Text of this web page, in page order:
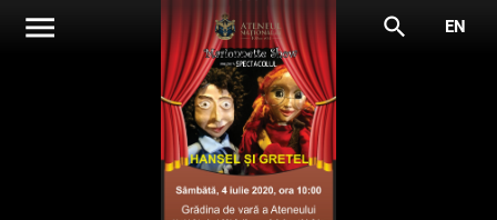
menu search EN